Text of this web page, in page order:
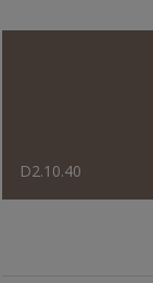
D2.10.40